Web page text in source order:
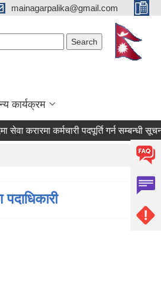
mainagarpalika@gmail.com
कार्यक्रम
करारमा कर्मचारी पदपूर्ति गर्न सम्बन्धी सूचना
पदाधिकारी